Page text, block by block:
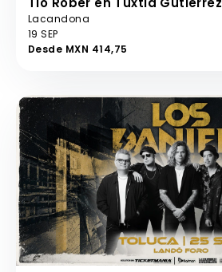
Lacandona
19 SEP
Desde MXN 414,75